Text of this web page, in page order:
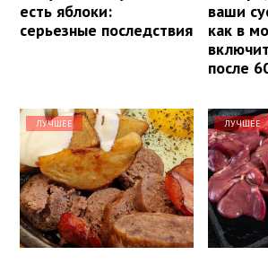
есть яблоки:
серьезные последствия
ваши
как в
после
ЛУЧШЕЕ ЛУЧШЕЕ